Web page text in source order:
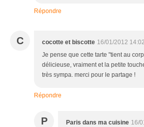
Répondre
C cocotte et biscotte 16/01/2012 14:02
Je pense que cette tarte "tient au
délicieuse, vraiment et la petite
très sympa. merci pour le partage !
Répondre
P Paris dans ma cuisine 16/